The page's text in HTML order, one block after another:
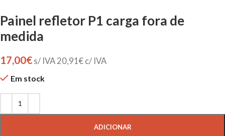
Painel refletor P1 carga fora de
medida
17,00€ s/ IVA 20,91€ c/ IVA
Em stock
ADICIONAR